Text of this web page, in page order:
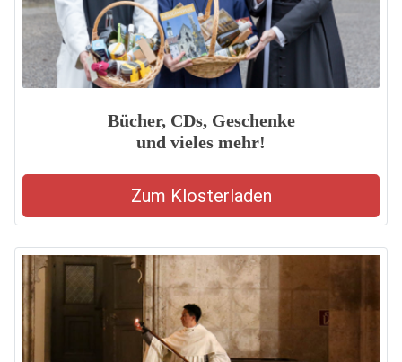
Bücher, CDs, Geschenke
und vieles mehr!
Zum Klosterladen